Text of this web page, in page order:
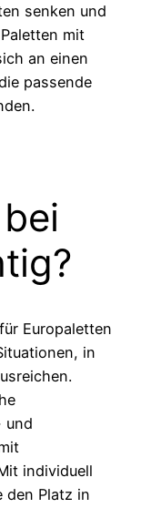
senken und
mit
an einen
passende
Europaletten
in
und
individuell
den Platz in